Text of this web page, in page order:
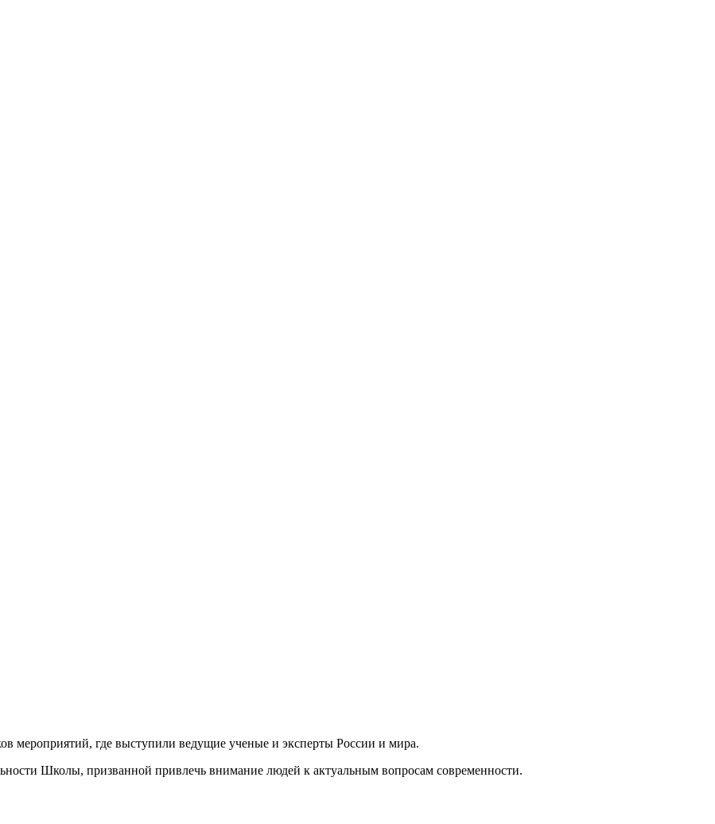
мероприятий, где выступили ведущие ученые и эксперты России и мира.
Школы, призванной привлечь внимание людей к актуальным вопросам современности.